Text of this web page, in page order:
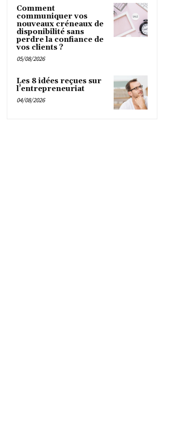
Comment
communiquer vos
nouveaux créneaux de
disponibilité sans
perdre la confiance de
vos clients ?
05/08/2026
Les 8 idées reçues sur
l’entrepreneuriat
04/08/2026